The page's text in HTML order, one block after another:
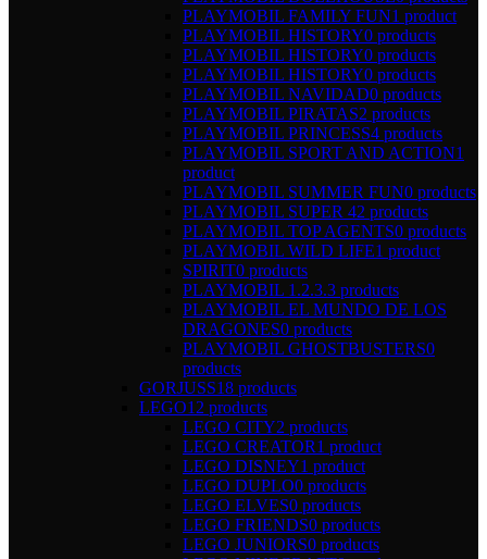
PLAYMOBIL FAMILY FUN1 product
PLAYMOBIL HISTORY0 products
PLAYMOBIL HISTORY0 products
PLAYMOBIL HISTORY0 products
PLAYMOBIL NAVIDAD0 products
PLAYMOBIL PIRATAS2 products
PLAYMOBIL PRINCESS4 products
PLAYMOBIL SPORT AND ACTION1
product
PLAYMOBIL SUMMER FUN0 products
PLAYMOBIL SUPER 42 products
PLAYMOBIL TOP AGENTS0 products
PLAYMOBIL WILD LIFE1 product
SPIRIT0 products
PLAYMOBIL 1.2.3.3 products
PLAYMOBIL EL MUNDO DE LOS
DRAGONES0 products
PLAYMOBIL GHOSTBUSTERS0
products
GORJUSS18 products
LEGO12 products
LEGO CITY2 products
LEGO CREATOR1 product
LEGO DISNEY1 product
LEGO DUPLO0 products
LEGO ELVES0 products
LEGO FRIENDS0 products
LEGO JUNIORS0 products